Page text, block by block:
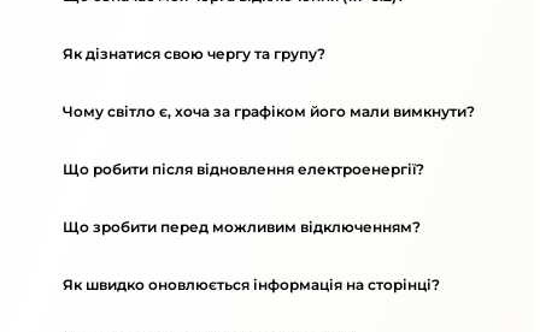
Як дізнатися свою чергу та групу?
Чому світло є, хоча за графіком його мали вимкнути?
Що робити після відновлення електроенергії?
Що зробити перед можливим відключенням?
Як швидко оновлюється інформація на сторінці?